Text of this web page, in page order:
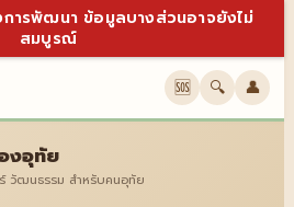
การพัฒนา ข้อมูลบางส่วนอาจยังไม่
สมบูรณ์
🆘 🔍 👤
งอุทัย
วัฒนธรรม สำหรับคนอุทัย